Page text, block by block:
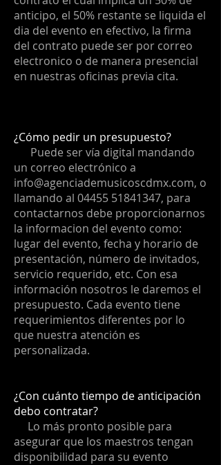
anticipo, el 50% restante se liquida el
dia del evento en efectivo, la firma
del contrato puede ser por correo
electronico o de manera presencial
en nuestras oficinas previa cita.
¿Cómo pedir un presupuesto?
Puede ser vía digital mandando
un correo electrónico a
info@agenciademusicoscdmx.com, o
llamando al 04455 51841347, para
contactarnos debe proporcionarnos
la informacion del evento como:
lugar del evento, fecha y horario de
presentación, número de invitados,
servicio requerido, etc. Con esa
información nosotros le daremos el
presupuesto. Cada evento tiene
requerimientos diferentes por lo
que nuestra atención es
personalizada.
¿Con cuánto tiempo de anticipación
debo contratar?
Lo más pronto posible para
asegurar que los maestros tengan
disponibilidad para su evento